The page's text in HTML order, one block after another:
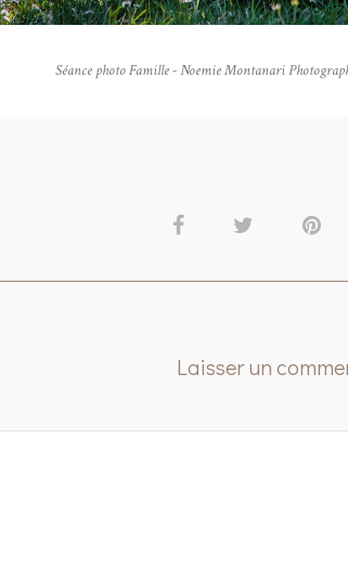
Séance photo Famille - Noemie Montanari
Laisser un